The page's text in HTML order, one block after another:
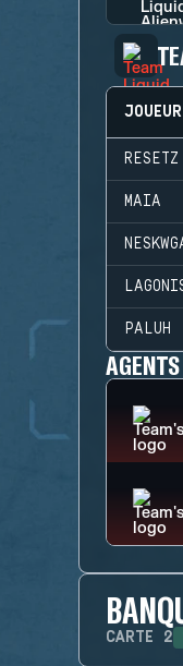
JOUEUR
RESETZ
MAIA
PALUH
CARTE 2